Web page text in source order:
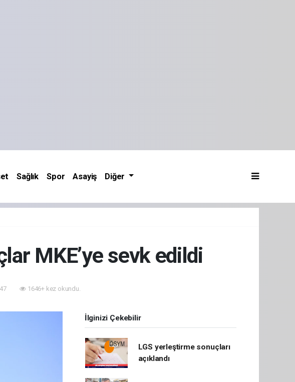
Sağlık Spor Asayiş Diğer
MKE’ye sevk edildi
1646+ kez okundu.
İlginizi Çekebilir
LGS yerleştirme sonuçları
açıklandı